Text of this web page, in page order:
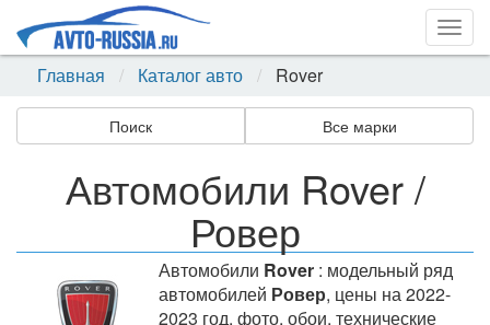
Главная
Каталог авто Rover
Поиск Все марки
Автомобили Rover /
Ровер
Автомобили Rover : модельный ряд
автомобилей Ровер, цены на 2022-
2023 год, фото, обои, технические